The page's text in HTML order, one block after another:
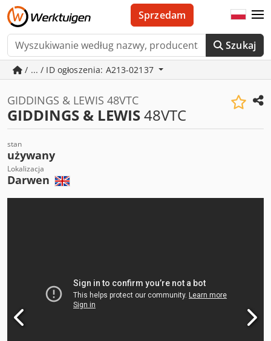
Szukaj
Sprzedam
/ ... / ID ogłoszenia: A213-02137
GIDDINGS & LEWIS 48VTC
GIDDINGS & LEWIS48VTC
stan
używany
Lokalizacja
Darwen